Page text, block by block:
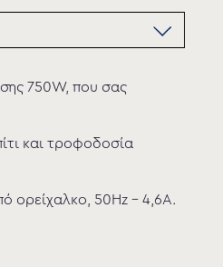
750W, που σας
και τροφοδοσία
ορείχαλκο, 50Hz – 4,6A.